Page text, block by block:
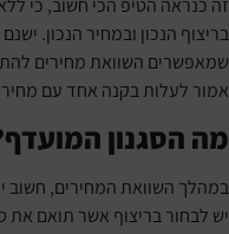
הטיפ הכי חשוב, כי ללא מחקר
ובמחיר הנכון. ישנם
השוואת מחירים להתקנת
בקנה אחד עם מחירי השוק
המועדף?
המחירים, חשוב יהיה
בריצוף אשר תואם את סגנון